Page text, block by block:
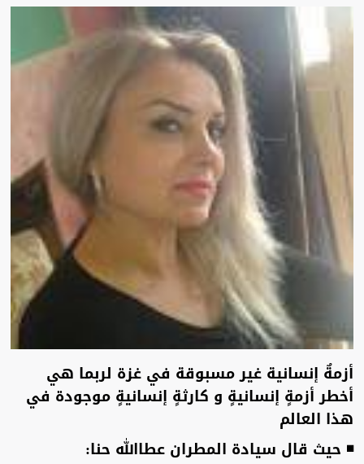
أزمةٌ إنسانية غير مسبوقة في غزة لربما هي
أخطر أزمةٍ إنسانيةٍ و كارثةٍ إنسانيةٍ موجودة في
هذا العالم
◾ حيث قال سيادة المطران عطاالله حنا: